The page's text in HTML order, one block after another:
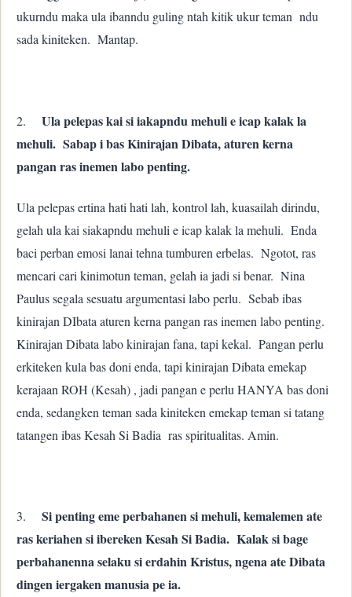
ukurndu maka ula ibanndu guling ntah kitik ukur teman ndu
sada kiniteken. Mantap.
2.
Ula pelepas kai si iakapndu mehuli e icap kalak la
mehuli. Sabap i bas Kinirajan Dibata, aturen kerna
pangan ras inemen labo penting.
Ula pelepas ertina hati hati lah, kontrol lah, kuasailah dirindu,
gelah ula kai siakapndu mehuli e icap kalak la mehuli. Enda
baci perban emosi lanai tehna tumburen erbelas. Ngotot, ras
mencari cari kinimotun teman, gelah ia jadi si benar. Nina
Paulus segala sesuatu argumentasi labo perlu. Sebab ibas
kinirajan DIbata aturen kerna pangan ras inemen labo penting.
Kinirajan Dibata labo kinirajan fana, tapi kekal. Pangan perlu
erkiteken kula bas doni enda, tapi kinirajan Dibata emekap
kerajaan ROH (Kesah) , jadi pangan e perlu HANYA bas doni
enda, sedangken teman sada kiniteken emekap teman si tatang
tatangen ibas Kesah Si Badia ras spiritualitas. Amin.
3.
Si penting eme perbahanen si mehuli, kemalemen ate
ras keriahen si ibereken Kesah Si Badia. Kalak si bage
perbahanenna selaku si erdahin Kristus, ngena ate Dibata
dingen iergaken manusia pe ia.